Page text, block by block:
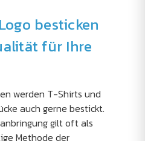
besticken
für Ihre
werden T-Shirts und
auch gerne bestickt.
gilt oft als
Methode der